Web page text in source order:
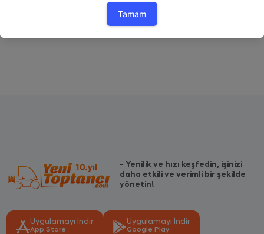
- Yenilik ve hızı keşfedin, işinizi
daha etkili ve verimli bir şekilde
yönetin!
Uygulamayı İndir
App Store
Uygulamayı İndir
Google Play